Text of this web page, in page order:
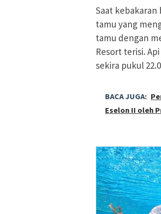
Saat
tamu yang
tamu dengan
Resort terisi.
sekira pukul
BACA JUGA:
Eselon II oleh